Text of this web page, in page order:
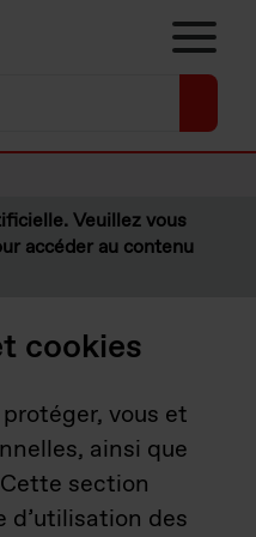
Veuillez vous
accéder au contenu
cookies
vous et
ainsi que
section
d’utilisation des